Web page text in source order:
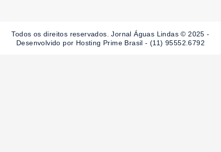
k
-
a
m
Todos os direitos reservados. Jornal Águas Lindas © 2025 -
Desenvolvido por Hosting Prime Brasil - (11) 95552.6792